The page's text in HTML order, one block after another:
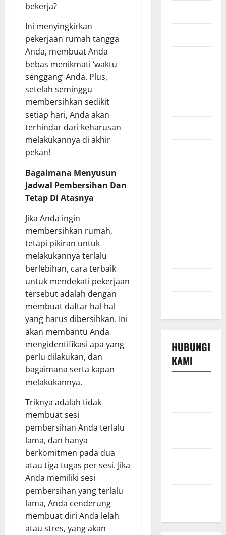
bekerja?
Ini menyingkirkan
pekerjaan rumah tangga
Anda, membuat Anda
bebas menikmati ‘waktu
senggang’ Anda. Plus,
setelah seminggu
membersihkan sedikit
setiap hari, Anda akan
terhindar dari keharusan
melakukannya di akhir
pekan!
Bagaimana Menyusun
Jadwal Pembersihan Dan
Tetap Di Atasnya
Jika Anda ingin
membersihkan rumah,
tetapi pikiran untuk
melakukannya terlalu
berlebihan, cara terbaik
untuk mendekati pekerjaan
tersebut adalah dengan
membuat daftar hal-hal
yang harus dibersihkan. Ini
akan membantu Anda
mengidentifikasi apa yang
perlu dilakukan, dan
bagaimana serta kapan
melakukannya.
Triknya adalah tidak
membuat sesi
pembersihan Anda terlalu
lama, dan hanya
berkomitmen pada dua
atau tiga tugas per sesi. Jika
Anda memiliki sesi
pembersihan yang terlalu
lama, Anda cenderung
membuat diri Anda lelah
atau stres, yang akan
HUBUNGI
KAMI